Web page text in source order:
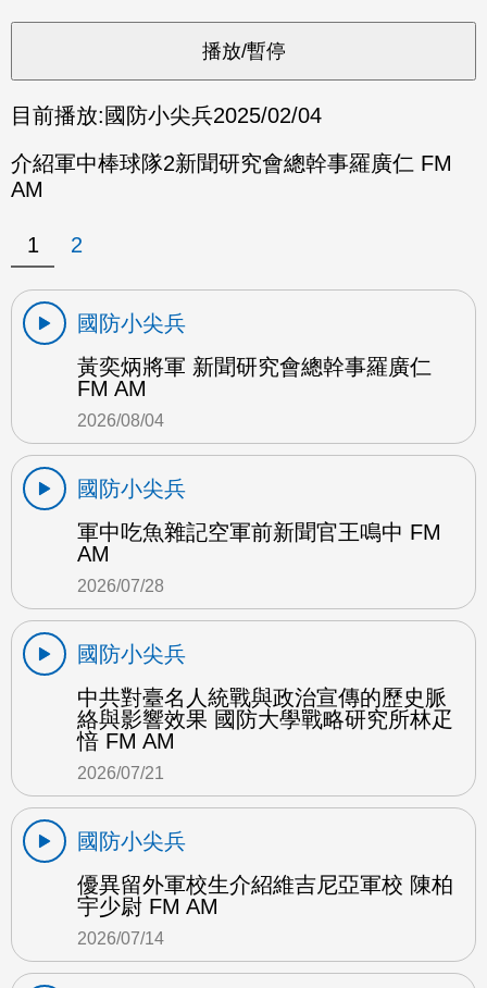
目前播放: 國防小尖兵2025/02/04
介紹軍中棒球隊2新聞研究會總幹事羅廣仁 FM
AM
1 2
國防小尖兵
黃奕炳將軍 新聞研究會總幹事羅廣仁
FM AM
2026/08/04
國防小尖兵
軍中吃魚雜記空軍前新聞官王鳴中 FM
AM
2026/07/28
國防小尖兵
中共對臺名人統戰與政治宣傳的歷史脈
絡與影響效果 國防大學戰略研究所林疋
愔 FM AM
2026/07/21
國防小尖兵
優異留外軍校生介紹維吉尼亞軍校 陳柏
宇少尉 FM AM
2026/07/14